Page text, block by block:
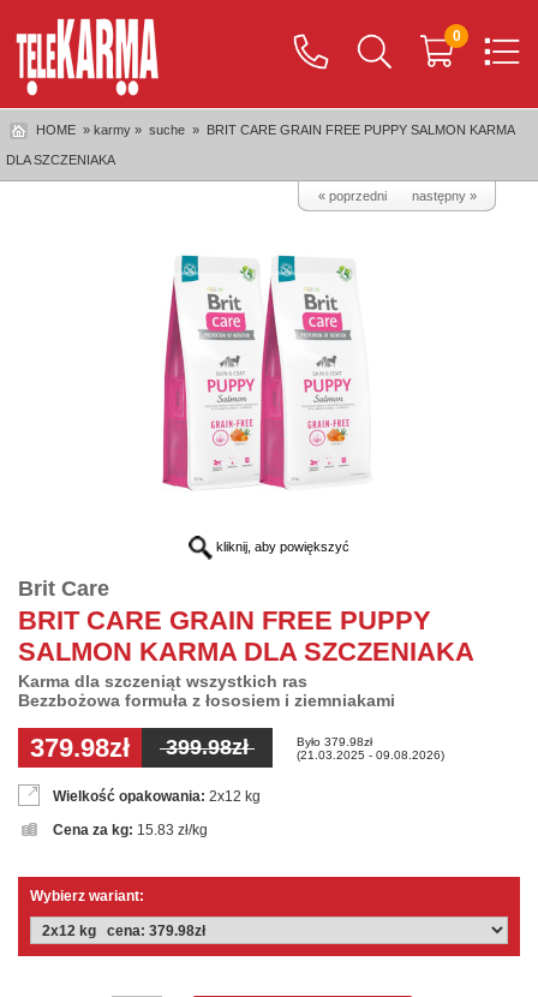
0
HOME » karmy » suche » BRIT CARE GRAIN FREE PUPPY SALMON KARMA
DLA SZCZENIAKA
« poprzedni następny »
kliknij, aby powiększyć
Brit Care
BRIT CARE GRAIN FREE PUPPY
SALMON KARMA DLA SZCZENIAKA
Karma dla szczeniąt wszystkich ras
Bezzbożowa formuła z łososiem i ziemniakami
379.98zł 399.98zł
Było 379.98zł
(21.03.2025 - 09.08.2026)
Wielkość opakowania: 2x12 kg
Cena za kg: 15.83 zł/kg
Wybierz wariant: